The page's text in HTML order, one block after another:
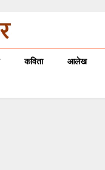
कविता आलेख